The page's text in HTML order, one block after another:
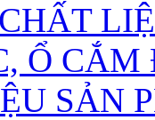
Ổ
SẢN